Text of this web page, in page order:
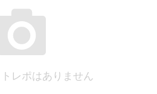
レポはありません